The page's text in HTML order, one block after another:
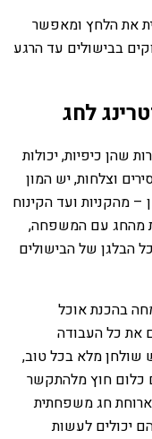
את הלחץ ומאפשר
בבישולים עד הרגע
לחג
שהן כיפיות, יכולות
וצלחות, יש המון
מהקניות ועד הקינוח
מהחג עם המשפחה,
הבלגן של הבישולים
בהכנת אוכל
את כל העבודה
מלא בכל טוב,
כלום חוץ מלהתקשר
חג משפחתית
יכולים לעשות